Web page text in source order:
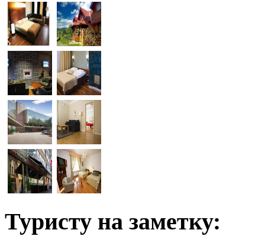
Туристу на заметку: